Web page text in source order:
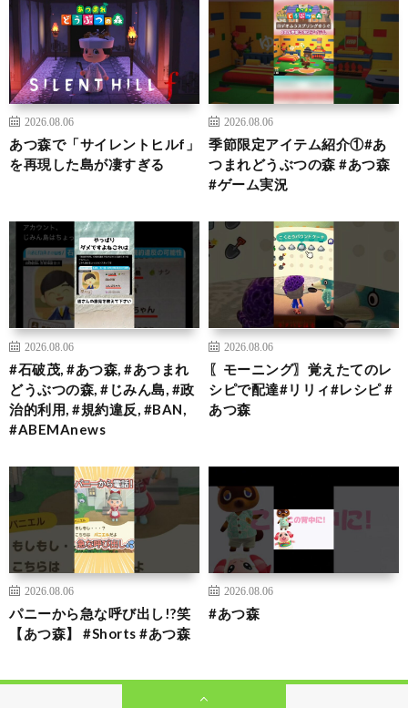
2026.08.06
あつ森で「サイレントヒルf」
を再現した島が凄すぎる
2026.08.06
季節限定アイテム紹介①#あ
つまれどうぶつの森 #あつ森
#ゲーム実況
2026.08.06
#石破茂, #あつ森, #あつまれ
どうぶつの森, #じみん島, #政
治的利用, #規約違反, #BAN,
#ABEMAnews
2026.08.06
〖モーニング〗覚えたてのレ
シピで配達#リリィ#レシピ #
あつ森
2026.08.06
パニーから急な呼び出し!?笑
【あつ森】 #Shorts #あつ森
2026.08.06
#あつ森